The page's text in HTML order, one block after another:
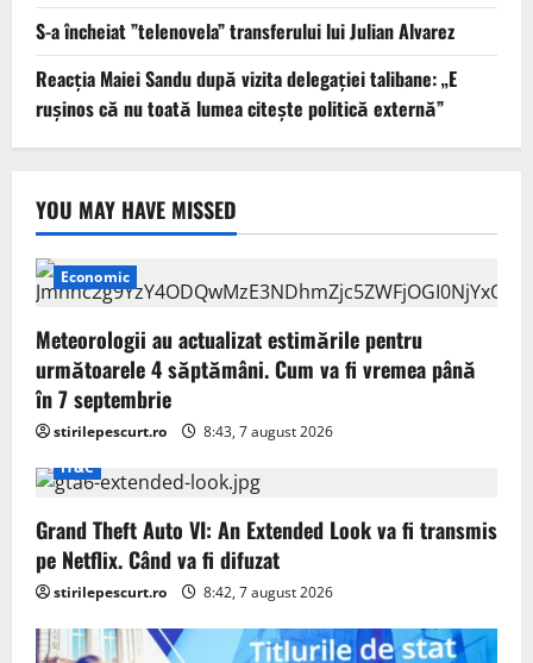
S-a încheiat ”telenovela” transferului lui Julian Alvarez
Reacția Maiei Sandu după vizita delegaţiei talibane: „E
ruşinos că nu toată lumea citeşte politică externă”
YOU MAY HAVE MISSED
Economic
Meteorologii au actualizat estimările pentru
următoarele 4 săptămâni. Cum va fi vremea până
în 7 septembrie
stirilepescurt.ro
8:43, 7 august 2026
IT&C
Grand Theft Auto VI: An Extended Look va fi transmis
pe Netflix. Când va fi difuzat
stirilepescurt.ro 8:42, 7 august 2026